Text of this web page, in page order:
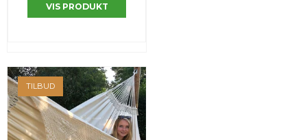
VIS PRODUKT
TILBUD